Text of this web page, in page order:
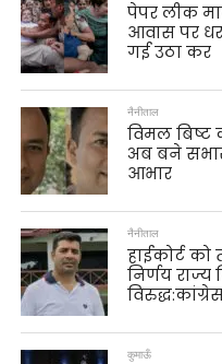
पेपर लीक
आवास पर
गई उठा कर
नैनीताल
विमल बिष्ट
अब बने
आभार
नैनीताल
हाईकोर्ट
निर्णय
कुमाऊँ